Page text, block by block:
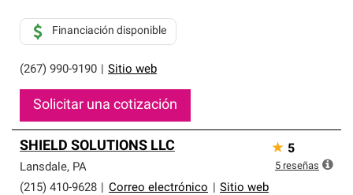
(267) 990-9190 Sitio web
Financiación disponible
Solicitar una cotización
SHIELD SOLUTIONS LLC
Lansdale, PA
(215) 410-9628
Correo electrónico Sitio web
★ 5
5 reseñas